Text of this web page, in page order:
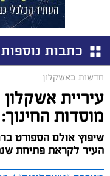
כתבות נוספות
חדשות באשקלון
עיריית
מוסדות החינוך:
שיפוץ אולם הספורט
העיר לקראת פתיחת